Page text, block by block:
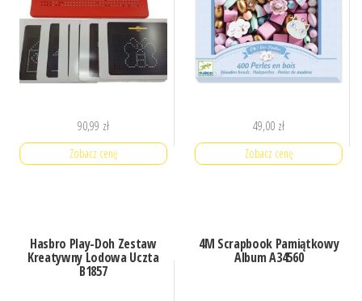
90,99 zł
Zobacz cenę
49,00 zł
Zobacz cenę
Hasbro Play-Doh Zestaw
Kreatywny Lodowa Uczta
B1857
4M Scrapbook Pamiątkowy
Album A34560